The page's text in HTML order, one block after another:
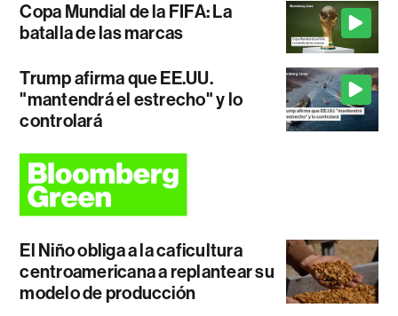
Copa Mundial de la FIFA: La
batalla de las marcas
Trump afirma que EE.UU.
"mantendrá el estrecho" y lo
controlará
El Niño obliga a la caficultura
centroamericana a replantear su
modelo de producción